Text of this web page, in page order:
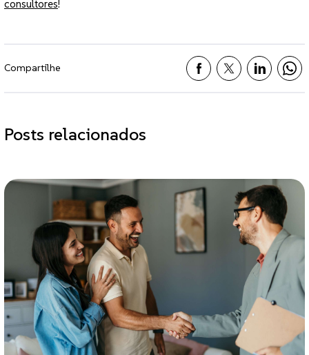
consultores!
Compartilhe
Posts relacionados